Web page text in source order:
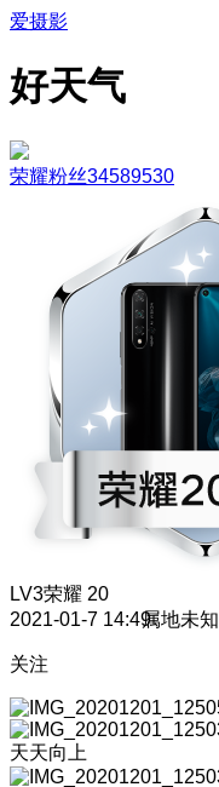
爱摄影
好天气
荣耀粉丝34589530
LV3荣耀 20
2021-01-7 14:49属地未知
关注
天天向上